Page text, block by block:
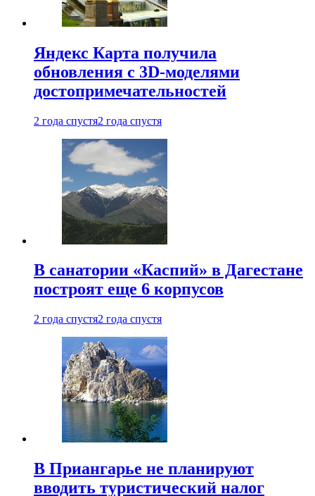
Яндекс Карта получила
обновления с 3D-моделями
достопримечательностей
2 года спустя2 года спустя
В санатории «Каспий» в Дагестане
построят еще 6 корпусов
2 года спустя2 года спустя
В Приангарье не планируют
вводить туристический налог